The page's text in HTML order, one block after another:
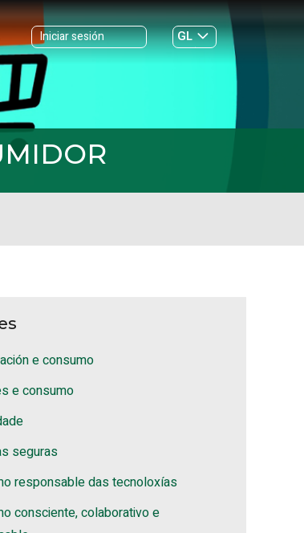
Iniciar sesión
GL
ES|
e consumo
e consumo
seguras
responsable das tecnoloxías
consciente, colaborativo e